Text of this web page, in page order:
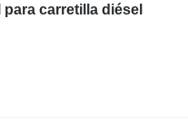
carretilla diésel